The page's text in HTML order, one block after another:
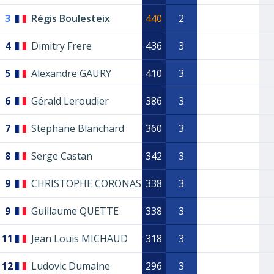
3 Régis Boulesteix 440 2
4 Dimitry Frere 436 3
5 Alexandre GAURY 410 3
6 Gérald Leroudier 386 3
7 Stephane Blanchard 360 3
8 Serge Castan 342 3
9 CHRISTOPHE CORONAS 338 3
9 Guillaume QUETTE 338 3
11 Jean Louis MICHAUD 318 3
12 Ludovic Dumaine 296 3